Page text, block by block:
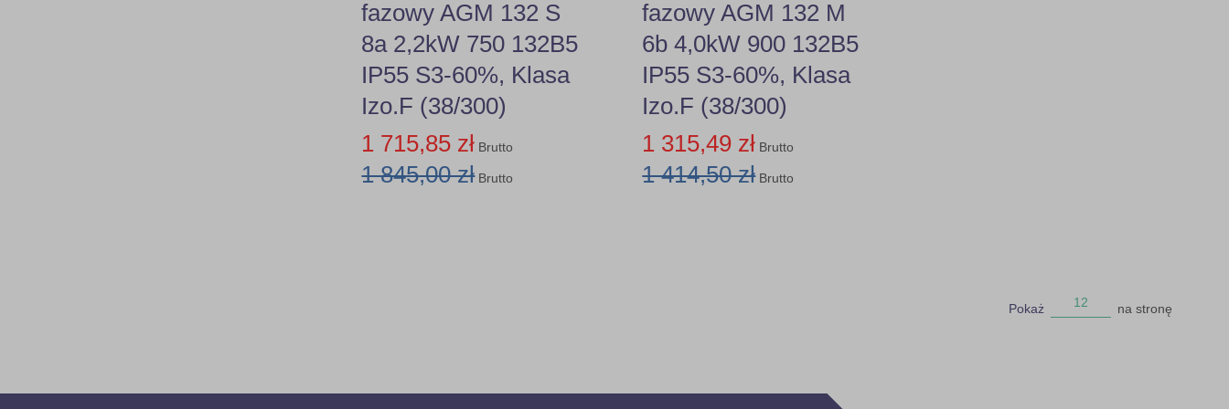
fazowy AGM 132 S
8a 2,2kW 750 132B5
IP55 S3-60%, Klasa
Izo.F (38/300)
1 715,85 zł Brutto
1 845,00 zł Brutto
fazowy AGM 132 M
6b 4,0kW 900 132B5
IP55 S3-60%, Klasa
Izo.F (38/300)
1 315,49 zł Brutto
1 414,50 zł Brutto
Pokaż 12 na stronę